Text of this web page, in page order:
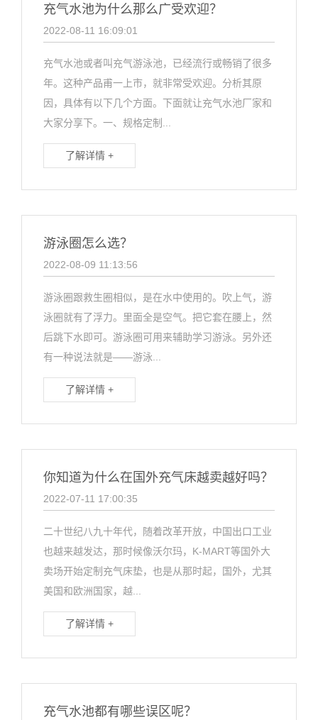
充气水池为什么那么广受欢迎？
2022-08-11 16:09:01
充气水池或者叫充气游泳池，已经流行或畅销了很多
年。这种产品甫一上市，就非常受欢迎。分析其原
因，具体有以下几个方面。下面就让充气水池厂家和
大家分享下。一、规格定制...
了解详情 +
游泳圈怎么选？
2022-08-09 11:13:56
游泳圈跟救生圈相似，是在水中使用的。吹上气，游
泳圈就有了浮力。里面全是空气。把它套在腰上，然
后跳下水即可。游泳圈可用来辅助学习游泳。另外还
有一种说法就是——游泳...
了解详情 +
你知道​为什么在国外充气床越卖越好吗？
2022-07-11 17:00:35
二十世纪八九十年代，随着改革开放，中国出口工业
也越来越发达，那时候像沃尔玛，K-MART等国外大
卖场开始定制充气床垫，也是从那时起，国外，尤其
美国和欧洲国家，越...
了解详情 +
充气水池都有哪些误区呢？